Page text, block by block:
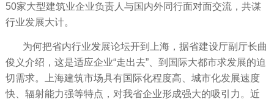
50家大型建筑业企业负责人与国内外同行面对面交流，共谋
行业发展大计。
为何把省内行业发展论坛开到上海，据省建设厅副厅长曲
俊义介绍，这是适应企业“走出去”、到国际大都市求发展的迫
切需求。上海建筑市场具有国际化程度高、城市化发展速度
快、辐射能力强等特点，对我省企业形成强大的吸引力。近